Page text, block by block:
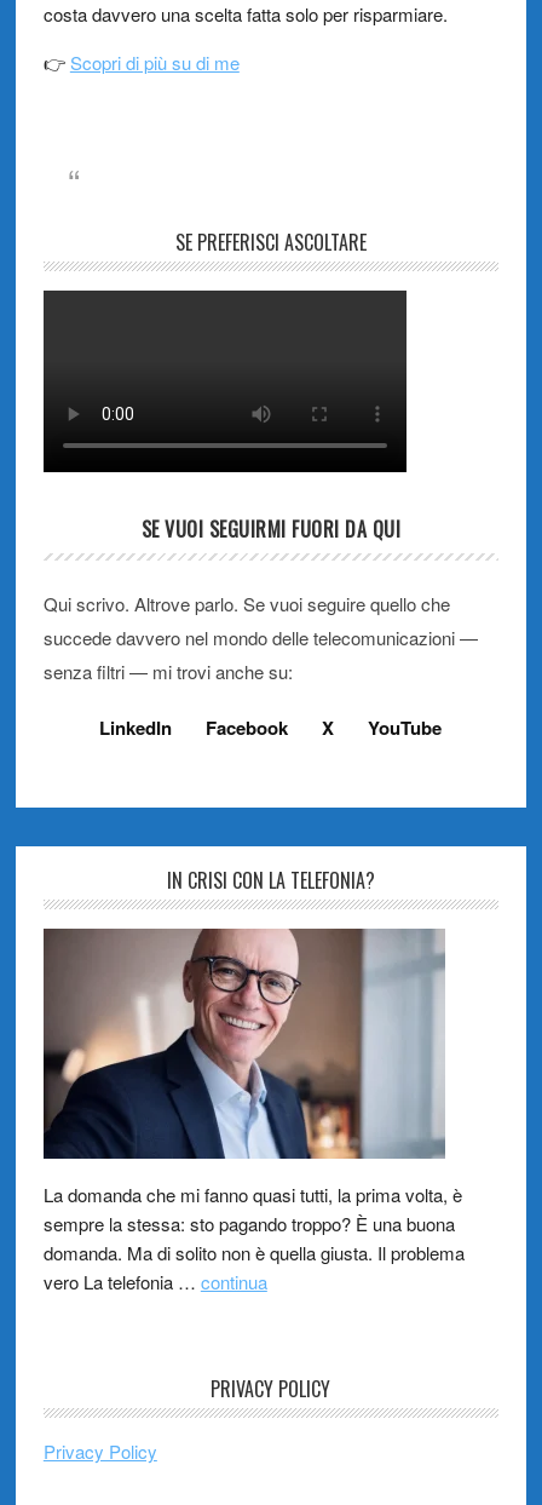
costa davvero una scelta fatta solo per risparmiare.
👉Scopri di più su di me
SE PREFERISCI ASCOLTARE
SE VUOI SEGUIRMI FUORI DA QUI
Qui scrivo. Altrove parlo. Se vuoi seguire quello che
succede davvero nel mondo delle telecomunicazioni —
senza filtri — mi trovi anche su:
LinkedIn Facebook X YouTube
IN CRISI CON LA TELEFONIA?
La domanda che mi fanno quasi tutti, la prima volta, è
sempre la stessa: sto pagando troppo? È una buona
domanda. Ma di solito non è quella giusta. Il problema
vero La telefonia … continua
PRIVACY POLICY
Privacy Policy